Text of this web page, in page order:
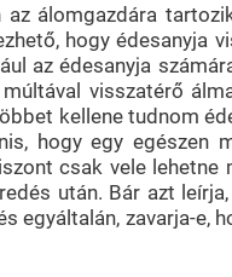
álomgazdára
hogy édesanyja
az édesanyja
visszatérő
kellene tudnom
hogy egy egészen
csak vele
után. Bár azt
zavarja-e,